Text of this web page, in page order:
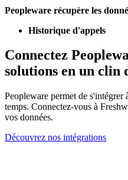
Peopleware récupère les
Historique d'appels
Connectez
solutions en un clin
Peopleware permet de s'intégrer
temps. Connectez-vous à
vos données.
Découvrez nos intégrations